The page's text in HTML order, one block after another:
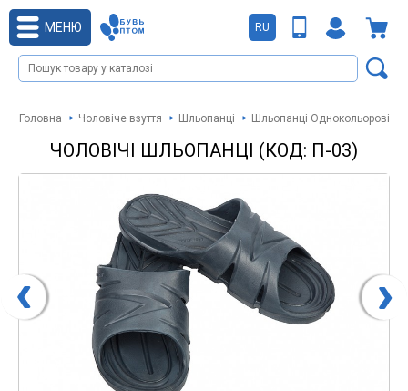
RU
МЕНЮ
Головна Чоловіче взуття Шльопанці Шльопанці Однокольорові
ЧОЛОВІЧІ ШЛЬОПАНЦІ (КОД: П-03)